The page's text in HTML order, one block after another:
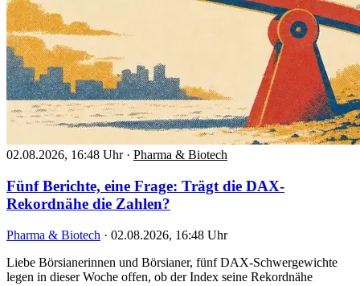
02.08.2026, 16:48 Uhr · Pharma & Biotech
Fünf Berichte, eine Frage: Trägt die DAX-
Rekordnähe die Zahlen?
Pharma & Biotech · 02.08.2026, 16:48 Uhr
Liebe Börsianerinnen und Börsianer, fünf DAX-Schwergewichte
legen in dieser Woche offen, ob der Index seine Rekordnähe